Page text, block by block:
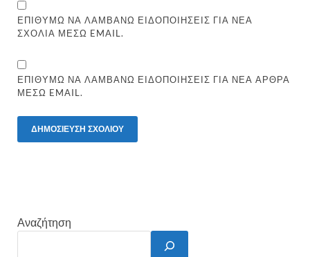
ΕΠΙΘΥΜΏ ΝΑ ΛΑΜΒΆΝΩ ΕΙΔΟΠΟΙΉΣΕΙΣ ΓΙΑ ΝΈΑ
ΣΧΌΛΙΑ ΜΈΣΩ EMAIL.
ΕΠΙΘΥΜΏ ΝΑ ΛΑΜΒΆΝΩ ΕΙΔΟΠΟΙΉΣΕΙΣ ΓΙΑ ΝΈΑ ΆΡΘΡΑ
ΜΈΣΩ EMAIL.
Αναζήτηση